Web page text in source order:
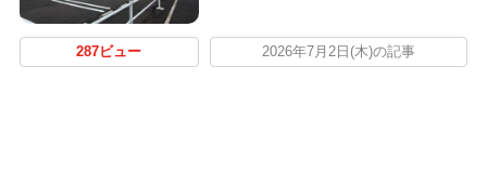
287ビュー 2026年7月2日(木)の記事